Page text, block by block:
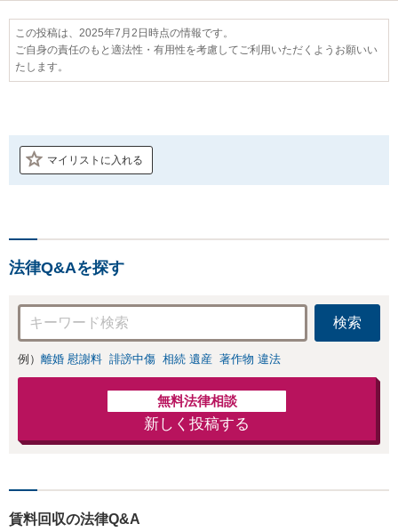
この投稿は、2025年7月2日時点の情報です。
ご自身の責任のもと適法性・有用性を考慮してご利用いただくようお願いい
たします。
マイリストに入れる
法律Q&Aを探す
検索
例） 離婚 慰謝料 誹謗中傷 相続 遺産 著作物 違法
無料法律相談
新しく投稿する
賃料回収の法律Q&A